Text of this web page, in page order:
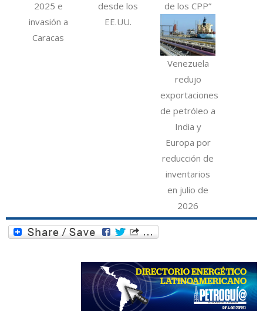
2025 e
invasión a
Caracas
desde los
EE.UU.
de los CPP”
Venezuela
redujo
exportaciones
de petróleo a
India y
Europa por
reducción de
inventarios
en julio de
2026